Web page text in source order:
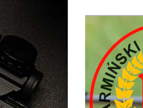
Przeskocz
do
tekstu